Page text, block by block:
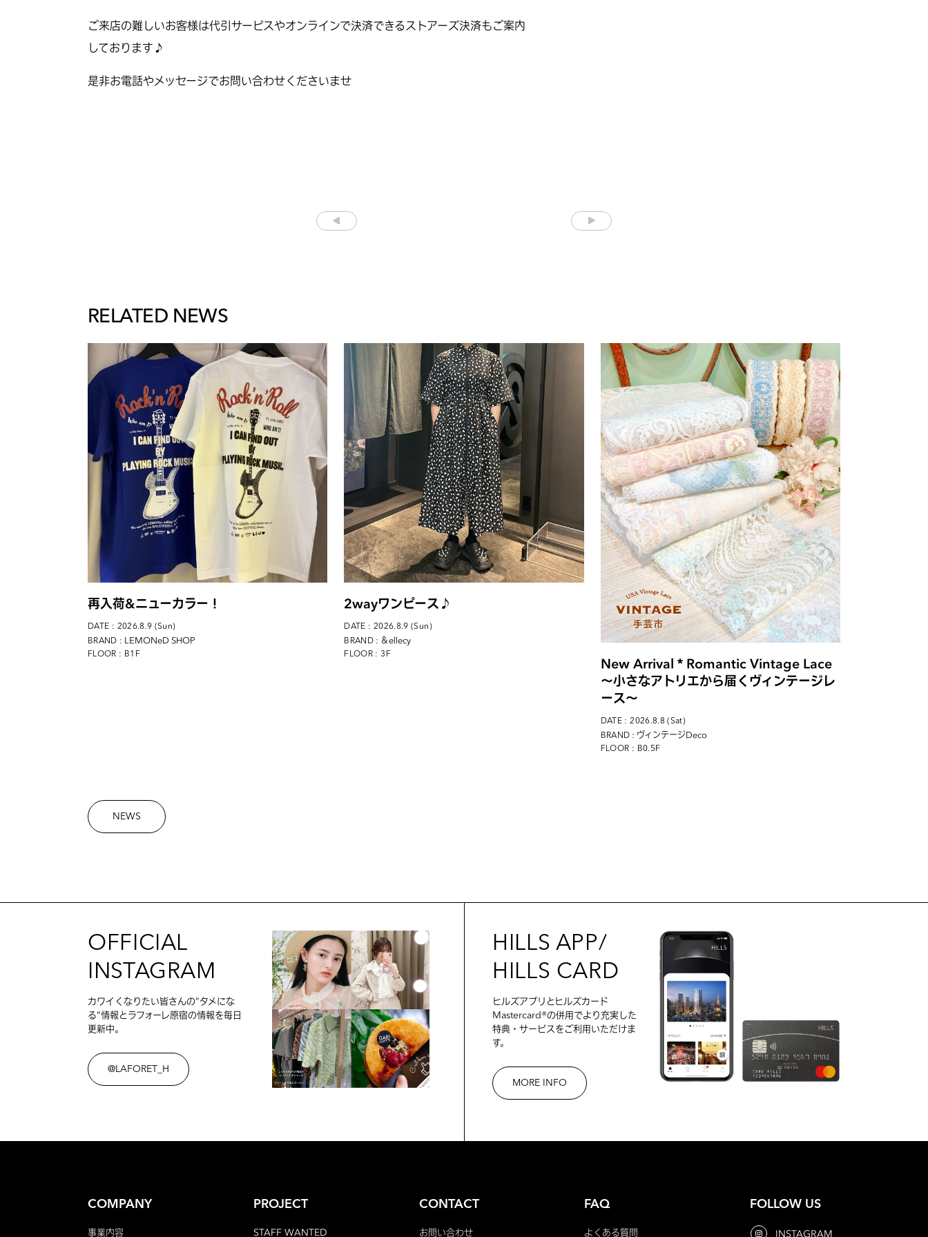
ご来店の難しいお客様は代引サービスやオンラインで決済できるストアーズ決済もご案内
しております♪
是非お電話やメッセージでお問い合わせくださいませ
RELATED NEWS
再入荷&ニューカラー！
DATE : 2026.8.9 (Sun)
BRAND : LEMONeD SHOP
FLOOR : B1F
2wayワンピース♪
DATE : 2026.8.9 (Sun)
BRAND : ＆ellecy
FLOOR : 3F
New Arrival＊Romantic Vintage Lace
〜小さなアトリエから届くヴィンテージレ
ース〜
DATE : 2026.8.8 (Sat)
BRAND : ヴィンテージDeco
FLOOR : B0.5F
NEWS
OFFICIAL
INSTAGRAM
カワイくなりたい皆さんの”タメにな
る”情報とラフォーレ原宿の情報を毎日
更新中。
@LAFORET_H
HILLS APP/
HILLS CARD
ヒルズアプリとヒルズカード
Mastercard®の併用でより充実した
特典・サービスをご利用いただけま
す。
MORE INFO
COMPANY
事業内容
PROJECT
STAFF WANTED
CONTACT
お問い合わせ
FAQ
よくある質問
FOLLOW US
INSTAGRAM